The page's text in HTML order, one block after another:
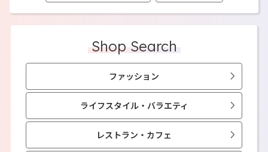
Shop Search
ファッション
ライフスタイル・バラエティ
レストラン・カフェ